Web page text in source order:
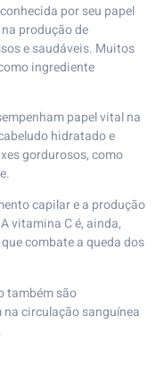
por seu papel
produção de
e saudáveis. Muitos
ingrediente
papel vital na
hidratado e
gordurosos, como
capilar e a produção
vitamina C é, ainda,
combate a queda dos
também são
circulação sanguínea